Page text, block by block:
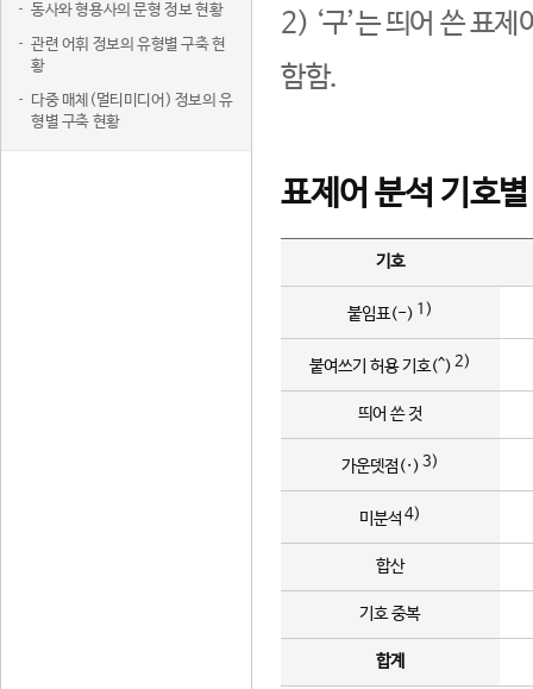
동사와 형용사의 문형 정보 현황
관련 어휘 정보의 유형별 구축 현
황
다중 매체(멀티미디어) 정보의 유
형별 구축 현황
2) ‘구’는 띄어 쓴 표
함함.
표제어 분석 기호
기호
붙임표(-) 1)
붙여쓰기 허용 기호(^) 2)
띄어 쓴 것
가운뎃점(·) 3)
미분석 4)
합산
기호 중복
합계